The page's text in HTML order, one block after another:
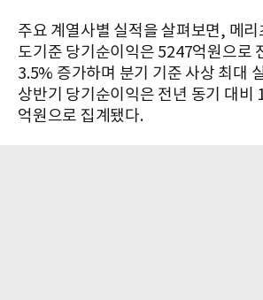
주요 계열사별 실적을 살펴보면, 메
도기준 당기순이익은 5247억원으로
3.5% 증가하며 분기 기준 사상 최대
상반기 당기순이익은 전년 동기 대비
억원으로 집계됐다.